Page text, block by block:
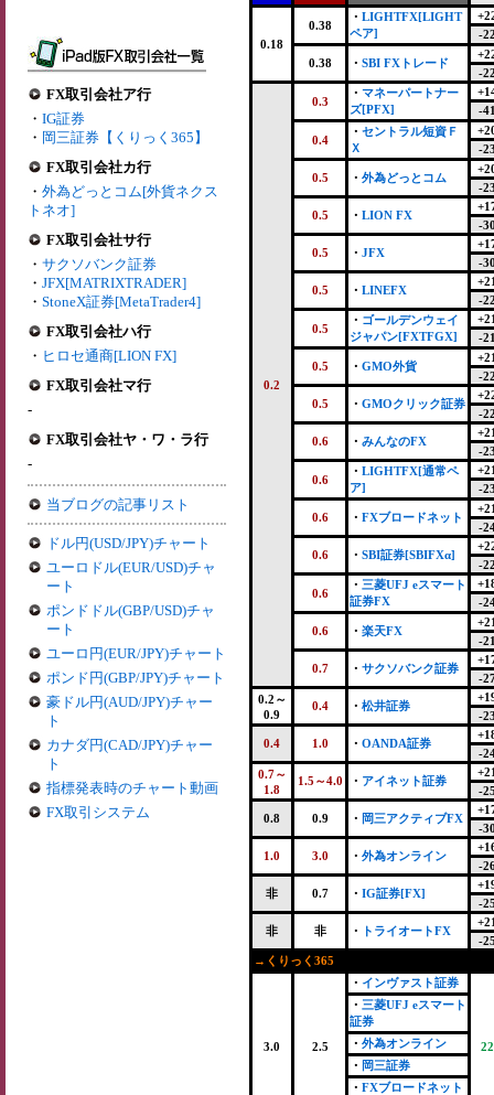
FX取引会社ア行
・ IG証券
・ 岡三証券【くりっく365】
FX取引会社カ行
・ 外為どっとコム[外貨ネクス
トネオ]
FX取引会社サ行
・ サクソバンク証券
・ JFX[MATRIXTRADER]
・ StoneX証券[MetaTrader4]
FX取引会社ハ行
・ ヒロセ通商[LION FX]
FX取引会社マ行
-
FX取引会社ヤ・ワ・ラ行
-
当ブログの記事リスト
ドル円(USD/JPY)チャート
ユーロドル(EUR/USD)チャ
ート
ポンドドル(GBP/USD)チャ
ート
ユーロ円(EUR/JPY)チャート
ポンド円(GBP/JPY)チャート
豪ドル円(AUD/JPY)チャー
ト
カナダ円(CAD/JPY)チャー
ト
指標発表時のチャート動画
FX取引システム
0.18
0.38
・ LIGHTFX[LIGHT
ペア]
-
0.38 ・ SBI FXトレード
-
0.2
0.3
・ マネーパートナー
ズ[PFX]
-
0.4
・ セントラル短資Ｆ
Ｘ
-
0.5 ・ 外為どっとコム
-
0.5 ・ LION FX
-
0.5 ・ JFX
-
0.5 ・ LINEFX
-
0.5
・ ゴールデンウェイ
ジャパン[FXTFGX]
-
0.5 ・ GMO外貨
-
0.5 ・ GMOクリック証券
-
0.6 ・ みんなのFX
-
0.6
・ LIGHTFX[通常ペ
ア]
-
0.6 ・ FXブロードネット
-
0.6 ・ SBI証券[SBIFXα]
-
0.6
・ 三菱UFJ eスマート
証券FX
-
0.6 ・ 楽天FX
-
0.7 ・ サクソバンク証券
-
0.2～
0.9
0.4 ・ 松井証券
-
0.4 1.0 ・ OANDA証券
-
0.7～
1.8
1.5～4.0 ・ アイネット証券
-
0.8 0.9 ・ 岡三アクティブFX
-
1.0 3.0 ・ 外為オンライン
-
非 0.7 ・ IG証券[FX]
-
非 非 ・ トライオートFX
-
→くりっく365
3.0 2.5
・ インヴァスト証券
・ 三菱UFJ eスマート
証券
・ 外為オンライン
・ 岡三証券
・ FXブロードネット